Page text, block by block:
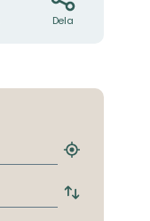
Dela
Hitta
hållplats
Byt